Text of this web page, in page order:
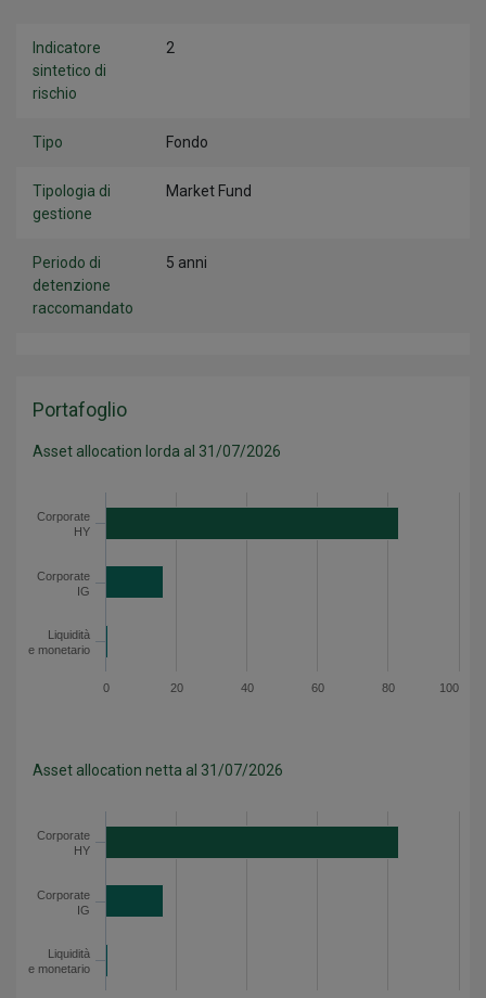
Indicatore
sintetico di
rischio
2
Tipo Fondo
Tipologia di
gestione
Market Fund
Periodo di
detenzione
raccomandato
5 anni
Portafoglio
Asset allocation lorda al 31/07/2026
Corporate HY
Liquidità e monetario
Corporate
HY
Corporate
IG
Liquidità
e monetario
0 20 40 60 80 100
Asset allocation netta al 31/07/2026
Corporate HY
Liquidità e monetario
Corporate
HY
Corporate
IG
Liquidità
e monetario